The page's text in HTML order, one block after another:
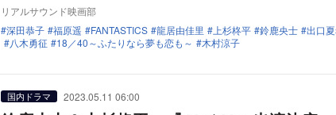
リアルサウンド映画部
深田恭子
福原遥 FANTASTICS 龍居由佳里 上杉柊平 鈴鹿央士 出口
八木勇征
18／40～ふたりなら夢も恋も～ 木村涼子
国内ドラマ 2023.05.11 06:00